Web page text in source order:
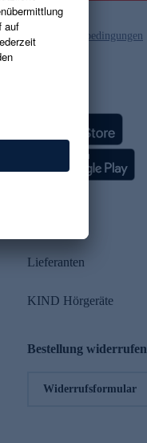
und die Gutscheinbedingungen
Lieferanten
KIND Hörgeräte
Bestellung widerrufen
Widerrufsformular